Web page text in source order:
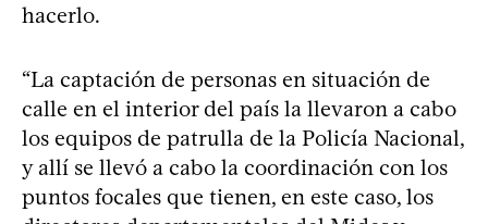
hacerlo.
“La captación de personas en situación de
calle en el interior del país la llevaron a cabo
los equipos de patrulla de la Policía Nacional,
y allí se llevó a cabo la coordinación con los
puntos focales que tienen, en este caso, los